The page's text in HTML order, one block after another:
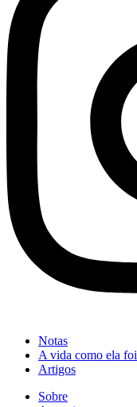
Notas
A vida como ela foi
Artigos
Sobre